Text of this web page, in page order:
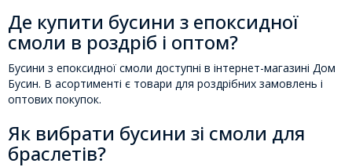
Де купити бусини з епоксидної
смоли в роздріб і оптом?
Бусини з епоксидної смоли доступні в інтернет-магазині Дом
Бусин. В асортименті є товари для роздрібних замовлень і
оптових покупок.
Як вибрати бусини зі смоли для
браслетів?